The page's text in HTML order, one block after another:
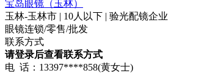
宝岛眼镜（玉林）
玉林-玉林市 | 10人以下 | 验光配镜企业
眼镜连锁/零售/批发
联系方式
请登录后查看联系方式
电 话：13397****858(黄女士)